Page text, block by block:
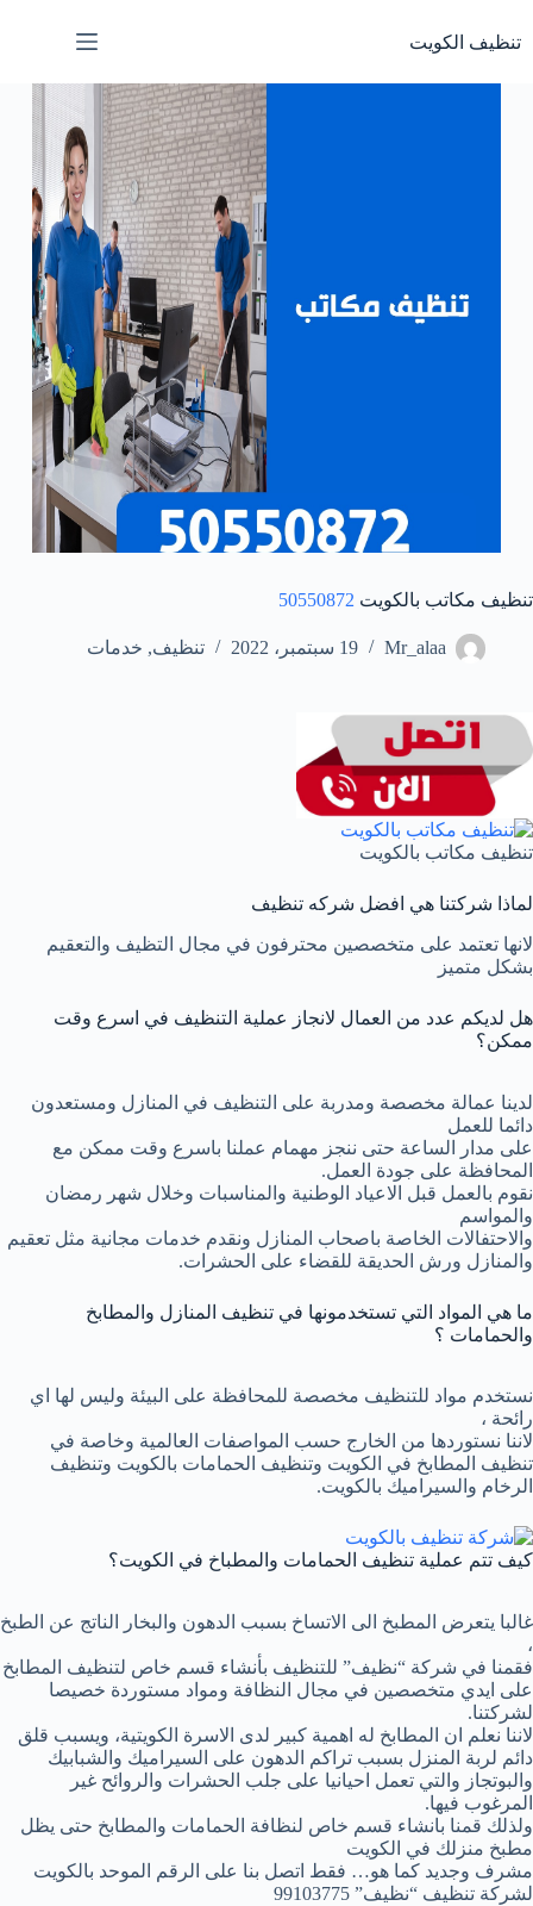
تنظيف الكويت
تنظيف مكاتب بالكويت 50550872
Mr_alaa 19 سبتمبر، 2022 تنظيف, خدمات
تنظيف مكاتب بالكويت
لماذا شركتنا هي افضل شركه تنظيف
لانها تعتمد على متخصصين محترفون في مجال التظيف والتعقيم
بشكل متميز
هل لديكم عدد من العمال لانجاز عملية التنظيف في اسرع وقت
ممكن؟
لدينا عمالة مخصصة ومدربة على التنظيف في المنازل ومستعدون
دائما للعمل
على مدار الساعة حتى ننجز مهمام عملنا باسرع وقت ممكن مع
المحافظة على جودة العمل.
نقوم بالعمل قبل الاعياد الوطنية والمناسبات وخلال شهر رمضان
والمواسم
والاحتفالات الخاصة باصحاب المنازل ونقدم خدمات مجانية مثل تعقيم
والمنازل ورش الحديقة للقضاء على الحشرات.
ما هي المواد التي تستخدمونها في تنظيف المنازل والمطابخ
والحمامات ؟
نستخدم مواد للتنظيف مخصصة للمحافظة على البيئة وليس لها اي
رائحة ،
لاننا نستوردها من الخارج حسب المواصفات العالمية وخاصة في
تنظيف المطابخ في الكويت وتنظيف الحمامات بالكويت وتنظيف
الرخام والسيراميك بالكويت.
كيف تتم عملية تنظيف الحمامات والمطباخ في الكويت؟
غالبا يتعرض المطبخ الى الاتساخ بسبب الدهون والبخار الناتج عن الطبخ
،
فقمنا في شركة “نظيف” للتنظيف بأنشاء قسم خاص لتنظيف المطابخ
على ايدي متخصصين في مجال النظافة ومواد مستوردة خصيصا
لشركتنا.
لاننا نعلم ان المطابخ له اهمية كبير لدى الاسرة الكويتية، ويسبب قلق
دائم لربة المنزل بسبب تراكم الدهون على السيراميك والشبابيك
والبوتجاز والتي تعمل احيانيا على جلب الحشرات والروائح غير
المرغوب فيها.
ولذلك قمنا بانشاء قسم خاص لنظافة الحمامات والمطابخ حتى يظل
مطبخ منزلك في الكويت
مشرف وجديد كما هو… فقط اتصل بنا على الرقم الموحد بالكويت
لشركة تنظيف “نظيف” 99103775